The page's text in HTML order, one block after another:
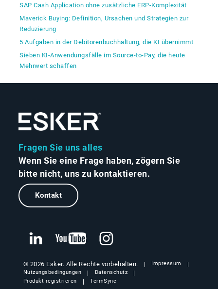
SAP Cash Application ohne zusätzliche ERP-Komplexität
Maverick Buying: Definition, Ursachen und Strategien zur
Reduzierung
5 Aufgaben in der Debitorenbuchhaltung, die KI übernimmt
Sieben KI-Anwendungsfälle im Source-to-Pay, die heute
Mehrwert schaffen
Fragen Sie uns alles
Wenn Sie eine Frage haben, zögern Sie
bitte nicht, uns zu kontaktieren.
Kontakt
© 2026 Esker. Alle Rechte vorbehalten.
Impressum
Nutzungsbedingungen
Datenschutz
Produkt registrieren
TermSync